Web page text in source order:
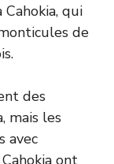
qui
de
des
mais les
avec
ont